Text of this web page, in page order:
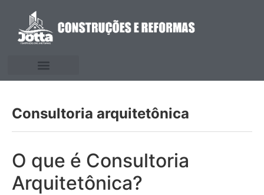
Consultoria arquitetônica
O que é Consultoria
Arquitetônica?